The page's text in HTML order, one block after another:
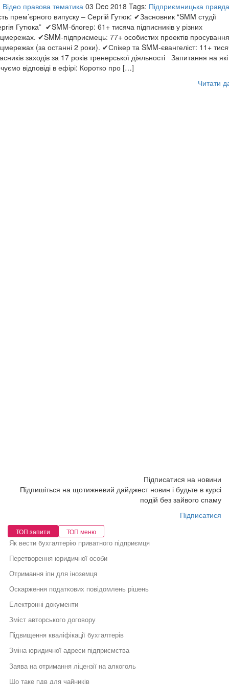
Відео правова тематика 03 Dec 2018 Tags: Підприємницька правда
прем’єрного випуску – Сергій Гутюк: ✔Засновник “SMM студії
Гутюка” ✔SMM-блогер: 61+ тисяча підписників у різних
✔SMM-підприємець: 77+ особистих проектів
(за останні 2 роки). ✔Спікер та SMM-євангеліст: 11+
заходів за 17 років тренерської діяльності Запитання на які
відповіді в ефірі: Коротко про […]
Читати
Підписатися на новини
Підпишіться на щотижневий дайджест новин і будьте в курсі
подій без зайвого спаму
Підписатися
ТОП запити ТОП меню
Як вести бухгалтерію приватного підприємця
Перетворення юридичної особи
Отримання іпн для іноземця
Оскарження податкових повідомлень рішень
Електронні документи
Зміст авторського договору
Підвищення кваліфікації бухгалтерів
Зміна юридичної адреси підприємства
Заява на отримання ліцензії на алкоголь
Що таке пдв для чайників